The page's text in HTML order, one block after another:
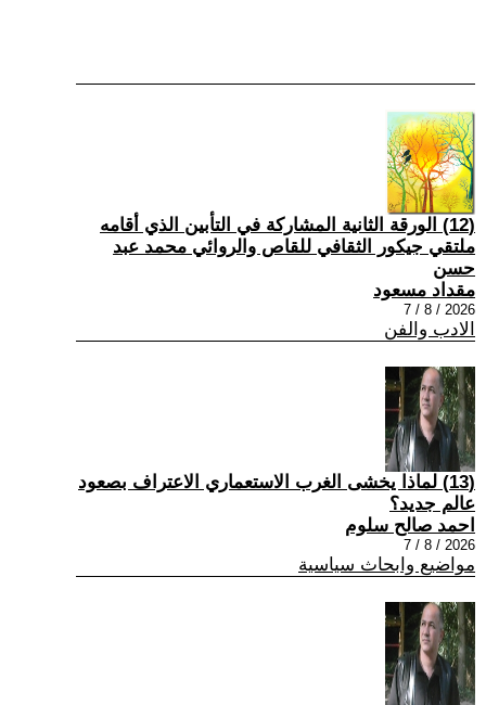
(12) الورقة الثانية المشاركة في التأبين الذي أقامه
ملتقي جيكور الثقافي للقاص والروائي محمد عبد
حسن
مقداد مسعود
2026 / 8 / 7
الادب والفن
(13) لماذا يخشى الغرب الاستعماري الاعتراف بصعود
عالم جديد؟
احمد صالح سلوم
2026 / 8 / 7
مواضيع وابحاث سياسية